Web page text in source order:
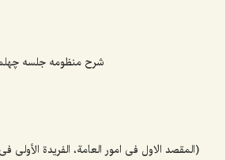
شرح منظومه جلسه
(المقصد الاول فی امور العامة، الفریدة الأولی